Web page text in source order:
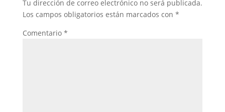
Tu dirección de correo electrónico no será publicada.
Los campos obligatorios están marcados con *
Comentario *